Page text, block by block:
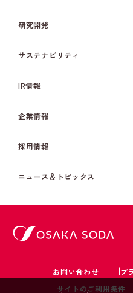
研究開発
サステナビリティ
IR情報
企業情報
採用情報
ニュース＆トピックス
お問い合わせ
プ
サイトのご利用条件